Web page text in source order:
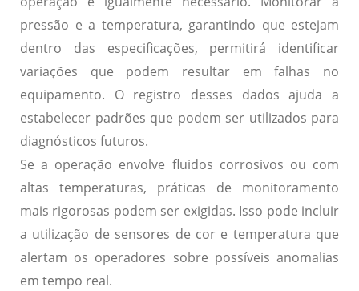
pressão e a temperatura, garantindo que estejam
dentro das especificações, permitirá identificar
variações que podem resultar em falhas no
equipamento. O registro desses dados ajuda a
estabelecer padrões que podem ser utilizados para
diagnósticos futuros.
Se a operação envolve fluidos corrosivos ou com
altas temperaturas, práticas de monitoramento
mais rigorosas podem ser exigidas. Isso pode incluir
a utilização de sensores de cor e temperatura que
alertam os operadores sobre possíveis anomalias
em tempo real.